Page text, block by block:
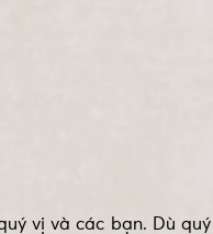
vị và các bạn. Dù